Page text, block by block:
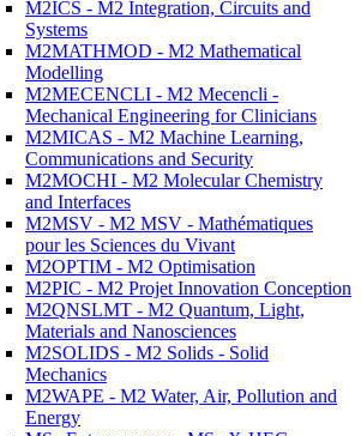
M2ICS - M2 Integration, Circuits and
Systems
M2MATHMOD - M2 Mathematical
Modelling
M2MECENCLI - M2 Mecencli -
Mechanical Engineering for Clinicians
M2MICAS - M2 Machine Learning,
Communications and Security
M2MOCHI - M2 Molecular Chemistry
and Interfaces
M2MSV - M2 MSV - Mathématiques
pour les Sciences du Vivant
M2OPTIM - M2 Optimisation
M2PIC - M2 Projet Innovation Conception
M2QNSLMT - M2 Quantum, Light,
Materials and Nanosciences
M2SOLIDS - M2 Solids - Solid
Mechanics
M2WAPE - M2 Water, Air, Pollution and
Energy